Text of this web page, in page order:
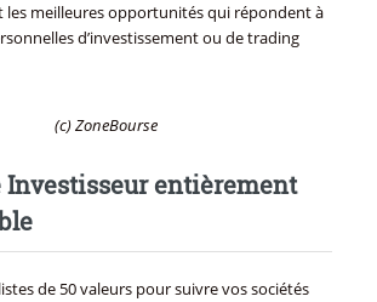
meilleures opportunités qui répondent à
d’investissement ou de trading
(c) ZoneBourse
Investisseur entièrement
de 50 valeurs pour suivre vos sociétés